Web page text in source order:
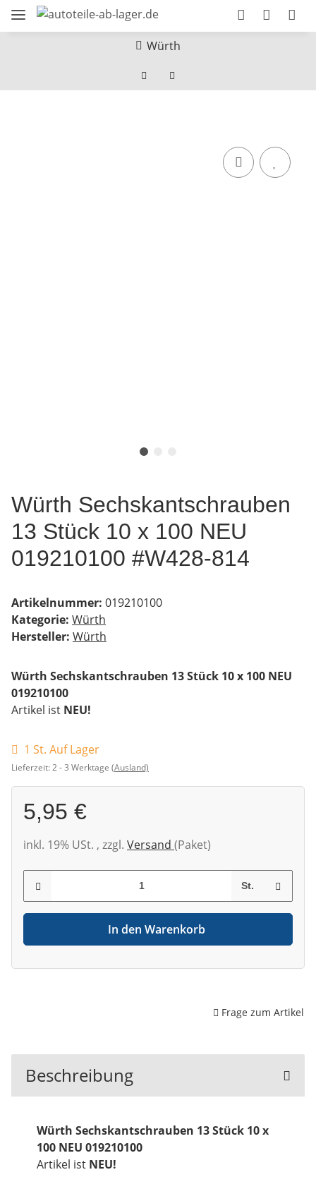
Würth
Würth Sechskantschrauben
13 Stück 10 x 100 NEU
019210100 #W428-814
Artikelnummer: 019210100
Kategorie: Würth
Hersteller: Würth
Würth Sechskantschrauben 13 Stück 10 x 100 NEU
019210100
Artikel ist NEU!
1 St. Auf Lager
Lieferzeit:2 - 3 Werktage (Ausland)
5,95 €
inkl. 19% USt. , zzgl. Versand (Paket)
St.
In den Warenkorb
Frage zum Artikel
Beschreibung
Würth Sechskantschrauben 13 Stück 10 x
100 NEU 019210100
Artikel ist NEU!